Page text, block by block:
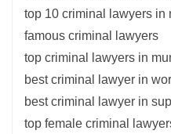
top 10 criminal lawyers in
famous criminal lawyers
top criminal lawyers in
best criminal lawyer in
best criminal lawyer in
top female criminal